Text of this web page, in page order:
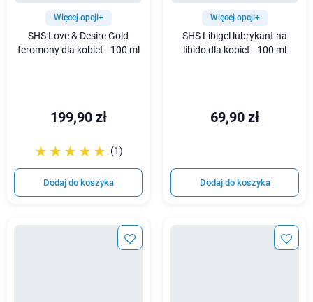
Więcej opcji+
SHS Love & Desire Gold
feromony dla kobiet - 100 ml
199,90 zł
☆☆☆☆☆
★★★★★ (1)
Dodaj do koszyka
Więcej opcji+
SHS Libigel lubrykant na
libido dla kobiet - 100 ml
69,90 zł
Dodaj do koszyka